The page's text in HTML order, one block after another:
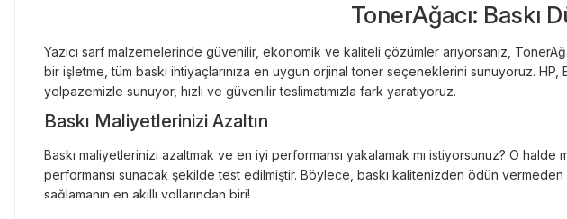
TonerAğacı: Baskı
Yazıcı sarf malzemelerinde güvenilir, ekonomik ve kaliteli çözümler arıyorsanız,
bir işletme, tüm baskı ihtiyaçlarınıza en uygun orjinal toner seçeneklerini sunuyoruz.
yelpazemizle sunuyor, hızlı ve güvenilir teslimatımızla fark yaratıyoruz.
Baskı Maliyetlerinizi Azaltın
Baskı maliyetlerinizi azaltmak ve en iyi performansı yakalamak mı istiyorsunuz? O
performansı sunacak şekilde test edilmiştir. Böylece, baskı kalitenizden ödün
sağlamanın en akıllı yollarından biri!